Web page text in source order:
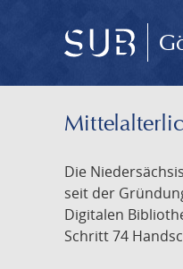
Die
seit der
Digitalen
Schritt 74